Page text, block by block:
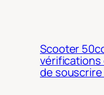
Scooter
vérifications
de